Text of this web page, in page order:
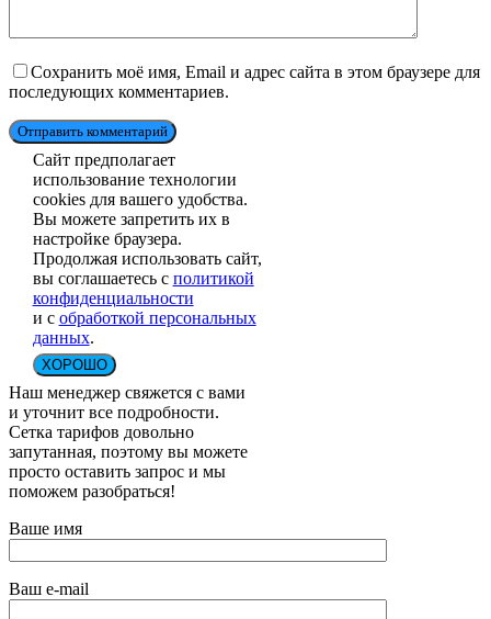
Сохранить моё имя, Email и адрес сайта в этом браузере для
последующих комментариев.
Отправить комментарий
Сайт предполагает
использование технологии
cookies для вашего удобства.
Вы можете запретить их в
настройке браузера.
Продолжая использовать сайт,
вы соглашаетесь с политикой
конфиденциальности
и с обработкой персональных
данных.
ХОРОШО
Наш менеджер свяжется с вами
и уточнит все подробности.
Сетка тарифов довольно
запутанная, поэтому вы можете
просто оставить запрос и мы
поможем разобраться!
Ваше имя
Ваш e-mail